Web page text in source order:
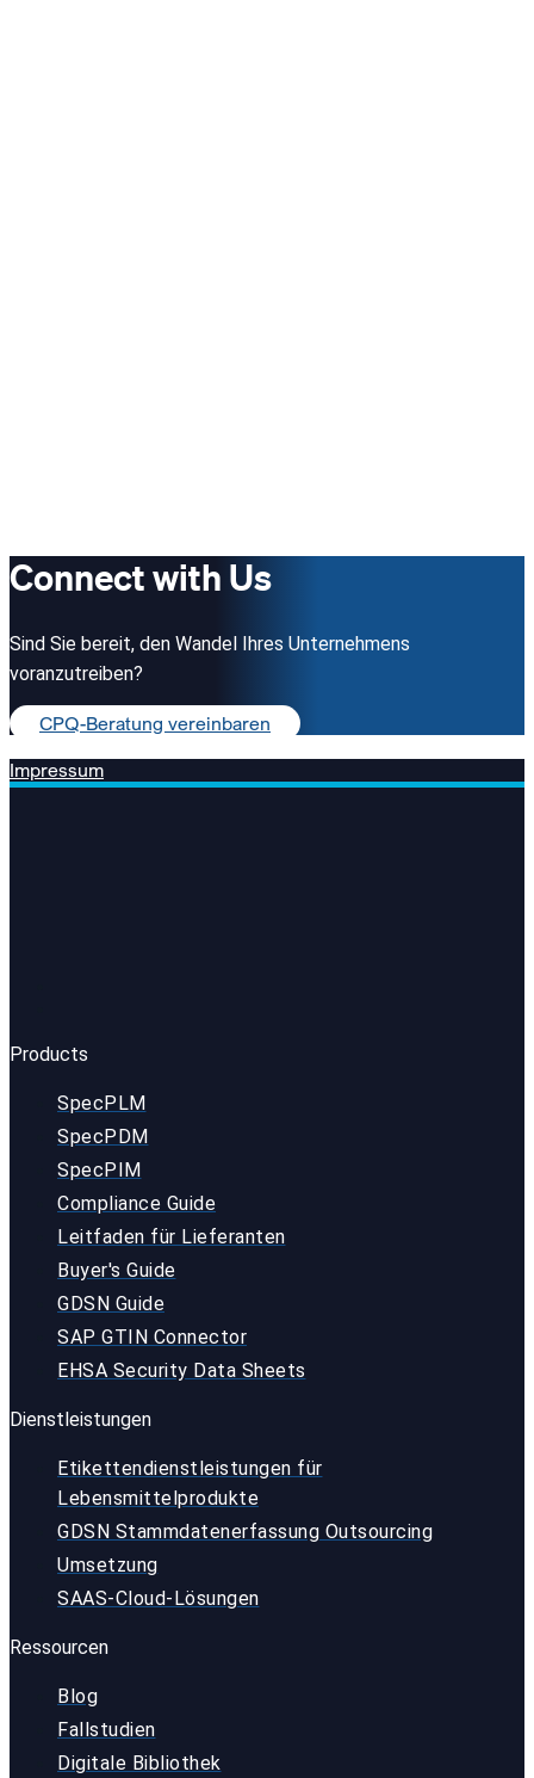
Connect with Us
Sind Sie bereit, den Wandel Ihres Unternehmens
voranzutreiben?
CPQ-Beratung vereinbaren
Impressum
Products
SpecPLM
SpecPDM
SpecPIM
Compliance Guide
Leitfaden für Lieferanten
Buyer's Guide
GDSN Guide
SAP GTIN Connector
EHSA Security Data Sheets
Dienstleistungen
Etikettendienstleistungen für
Lebensmittelprodukte
GDSN Stammdatenerfassung Outsourcing
Umsetzung
SAAS-Cloud-Lösungen
Ressourcen
Blog
Fallstudien
Digitale Bibliothek